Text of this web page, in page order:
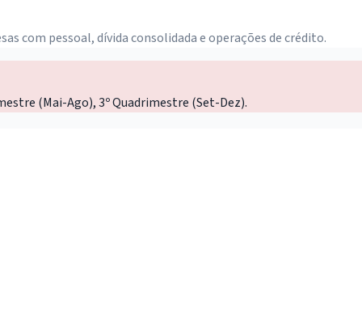
com pessoal, dívida consolidada e operações de crédito.
(Mai-Ago), 3º Quadrimestre (Set-Dez).